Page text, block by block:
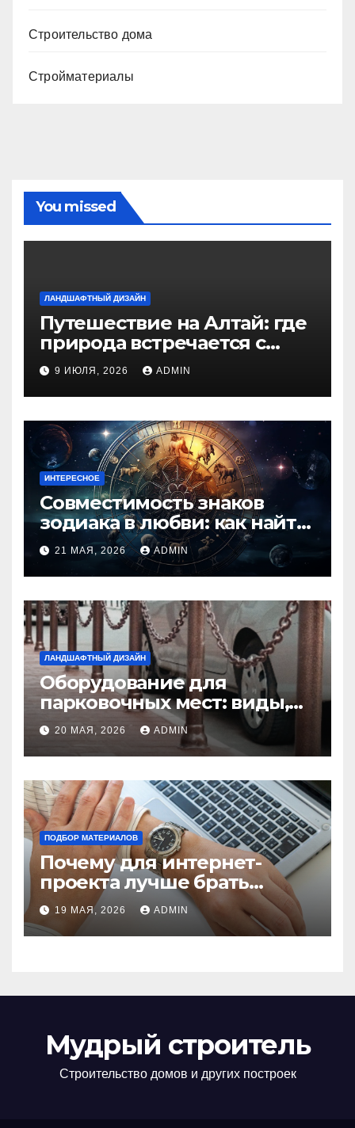
Строительство дома
Стройматериалы
You missed
ЛАНДШАФТНЫЙ ДИЗАЙН
Путешествие на Алтай: где
природа встречается с
духом приключений
9 ИЮЛЯ, 2026 ADMIN
ИНТЕРЕСНОЕ
Совместимость знаков
зодиака в любви: как найти
идеальную пару и
избежать конфликтов
21 МАЯ, 2026 ADMIN
ЛАНДШАФТНЫЙ ДИЗАЙН
Оборудование для
парковочных мест: виды,
функции и нормы
установки
20 МАЯ, 2026 ADMIN
ПОДБОР МАТЕРИАЛОВ
Почему для интернет-
проекта лучше брать
отдельный сервер:
преимущества и ключевые
аспекты
19 МАЯ, 2026 ADMIN
Мудрый строитель
Строительство домов и других построек